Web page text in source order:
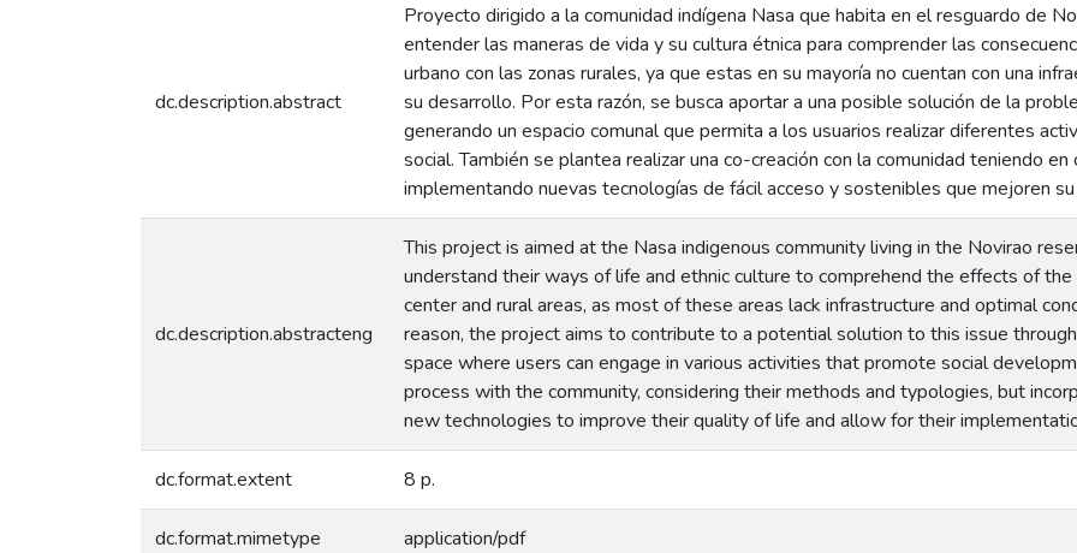
dc.description.abstract
Proyecto dirigido a la comunidad indígena Nasa que habita en el resguardo de
entender las maneras de vida y su cultura étnica para comprender las
urbano con las zonas rurales, ya que estas en su mayoría no cuentan con una
su desarrollo. Por esta razón, se busca aportar a una posible solución de la
generando un espacio comunal que permita a los usuarios realizar diferentes
social. También se plantea realizar una co-creación con la comunidad teniendo
implementando nuevas tecnologías de fácil acceso y sostenibles que mejoren
dc.description.abstracteng
This project is aimed at the Nasa indigenous community living in the Novirao
understand their ways of life and ethnic culture to comprehend the effects of
center and rural areas, as most of these areas lack infrastructure and optimal
reason, the project aims to contribute to a potential solution to this issue
space where users can engage in various activities that promote social
process with the community, considering their methods and typologies, but
new technologies to improve their quality of life and allow for their
dc.format.extent 8 p.
dc.format.mimetype application/pdf